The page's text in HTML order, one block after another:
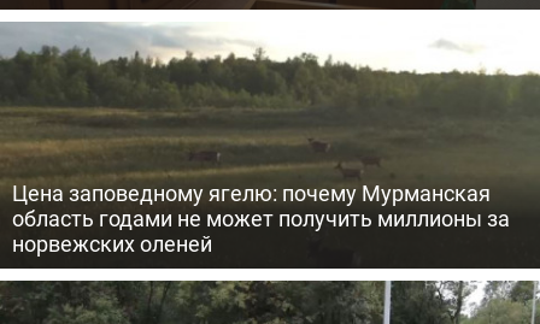
Цена заповедному ягелю: почему Мурманская
область годами не может получить миллионы за
норвежских оленей